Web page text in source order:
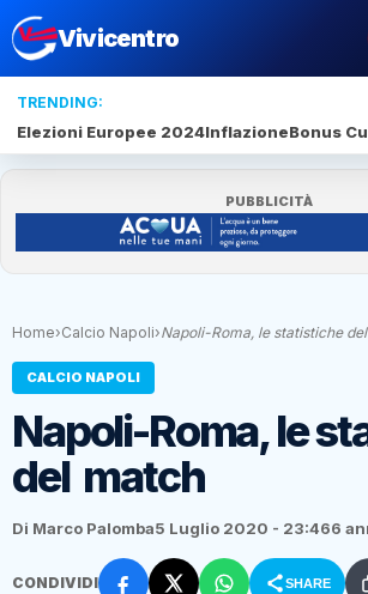
Vivicentro
TRENDING:
Elezioni Europee 2024InflazioneBonus
PUBBLICITÀ
Home›Calcio Napoli›Napoli-Roma, le statistiche
CALCIO NAPOLI
Napoli-Roma, le
del match
Di Marco Palomba5 Luglio 2020 - 23:466
CONDIVIDI SHARE